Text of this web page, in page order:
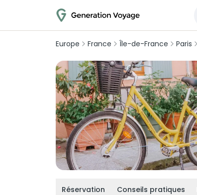
Europe France Île-de-France Paris
Réservation Conseils pratiques